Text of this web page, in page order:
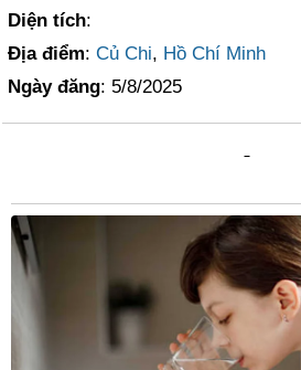
Diện tích:
Địa điểm:Củ Chi, Hồ Chí Minh
Ngày đăng: 5/8/2025